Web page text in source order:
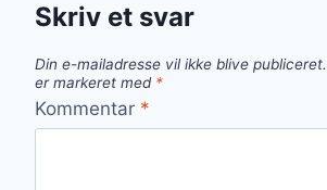
Skriv et svar
Din e-mailadresse vil ikke blive publiceret.
er markeret med *
Kommentar *